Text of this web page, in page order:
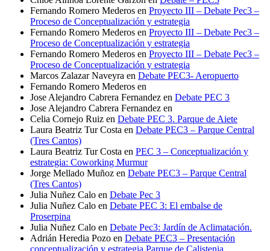
Fernando Romero Mederos en Proyecto III – Debate Pec3 –
Proceso de Conceptualización y estrategia
Fernando Romero Mederos en Proyecto III – Debate Pec3 –
Proceso de Conceptualización y estrategia
Fernando Romero Mederos en Proyecto III – Debate Pec3 –
Proceso de Conceptualización y estrategia
Marcos Zalazar Naveyra en Debate PEC3- Aeropuerto
Fernando Romero Mederos en
Jose Alejandro Cabrera Fernandez en Debate PEC 3
Jose Alejandro Cabrera Fernandez en
Celia Cornejo Ruiz en Debate PEC 3. Parque de Aiete
Laura Beatriz Tur Costa en Debate PEC3 – Parque Central
(Tres Cantos)
Laura Beatriz Tur Costa en PEC 3 – Conceptualización y
estrategia: Coworking Murmur
Jorge Mellado Muñoz en Debate PEC3 – Parque Central
(Tres Cantos)
Julia Nuñez Calo en Debate Pec 3
Julia Nuñez Calo en Debate PEC 3: El embalse de
Proserpina
Julia Nuñez Calo en Debate Pec3: Jardín de Aclimatación.
Adrián Heredia Pozo en Debate PEC3 – Presentación